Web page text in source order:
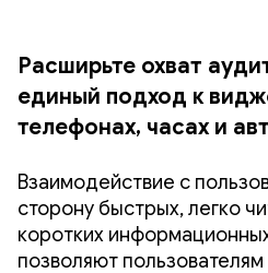
Расширьте охват
единый подход к
телефонах, часах и
Взаимодействие с
сторону быстрых, легко
коротких
позволяют пользователям